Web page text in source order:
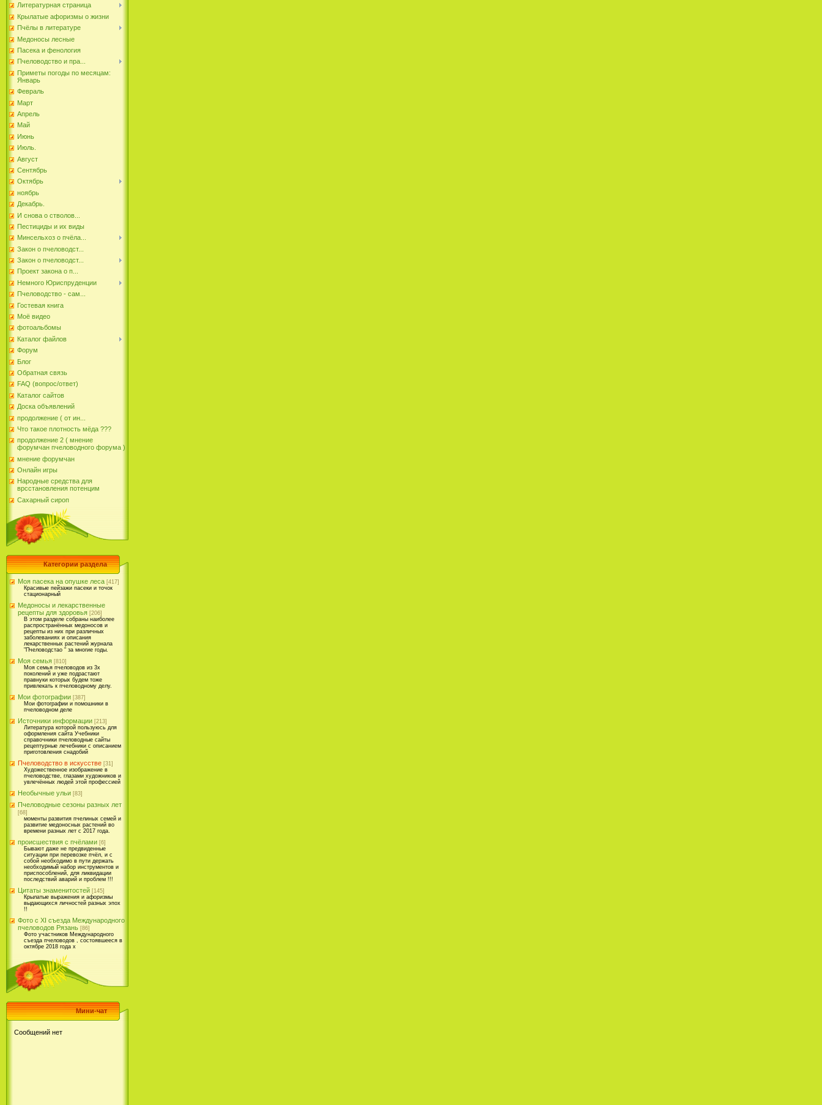
Литературная страница
Крылатые афоризмы о жизни
Пчёлы в литературе
Медоносы лесные
Пасека и фенология
Пчеловодство и пра...
Приметы погоды по месяцам:
Январь
Февраль
Март
Апрель
Май
Июнь
Июль.
Август
Сентябрь
Октябрь
ноябрь
Декабрь.
И снова о стволов...
Пестициды и их виды
Минсельхоз о пчёла...
Закон о пчеловодст...
Закон о пчеловодст...
Проект закона о п...
Немного Юриспруденции
Пчеловодство - сам...
Гостевая книга
Моё видео
фотоальбомы
Каталог файлов
Форум
Блог
Обратная связь
FAQ (вопрос/ответ)
Каталог сайтов
Доска объявлений
продолжение ( от ин...
Что такое плотность мёда ???
продолжение 2 ( мнение
форумчан пчеловодного форума )
мнение форумчан
Онлайн игры
Народные средства для
врсстановления потенцим
Сахарный сироп
Категории раздела
Моя пасека на опушке леса [417]
Красивые пейзажи пасеки и точок
стационарный
Медоносы и лекарственные
рецепты для здоровья [206]
В этом разделе собраны наиболее
распространённых медоносов и
рецепты из них при различных
заболеваниях и описания
лекарственных растений журнала
"Пчеловодстао " за многие годы.
Моя семья [810]
Моя семья пчеловодов из 3х
поколений и уже подрастают
правнуки которых будем тоже
привлекать к пчеловодному делу.
Мои фотографии [387]
Мои фотографии и помошники в
пчеловодном деле
Источники информации [213]
Литература которой пользуюсь для
оформления сайта Учебники
справочники пчеловодные сайты
рецептурные лечебники с описанием
приготовления снадобий
Пчеловодство в искусстве [31]
Художественное изображение в
пчеловодстве, глазами художников и
увлечённых людей этой профессией
Необычные ульи [83]
Пчеловодные сезоны разных лет
[68]
моменты развития пчелиных семей и
развитие медоносных растений во
времени разных лет с 2017 года.
происшествия с пчёлами [6]
Бывают даже не предвиденные
ситуации при перевозке пчёл, и с
собой необходимо в пути держать
необходимый набор инструментов и
приспособлений, для ликвидации
последствий аварий и проблем !!!
Цитаты знаменитостей [145]
Крылатые выражения и афоризмы
выдающихся личностей разных эпох
!!
Фото с XI съезда Международного
пчеловодов Рязань [86]
Фото участников Международного
съезда пчеловодов , состоявшееся в
октябре 2018 года х
Мини-чат